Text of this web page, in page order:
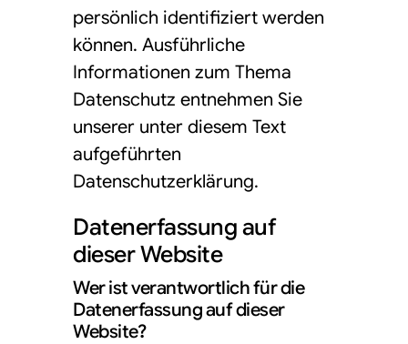
persönlich identifiziert werden
können. Ausführliche
Informationen zum Thema
Datenschutz entnehmen Sie
unserer unter diesem Text
aufgeführten
Datenschutzerklärung.
Datenerfassung auf
dieser Website
Wer ist verantwortlich für die
Datenerfassung auf dieser
Website?